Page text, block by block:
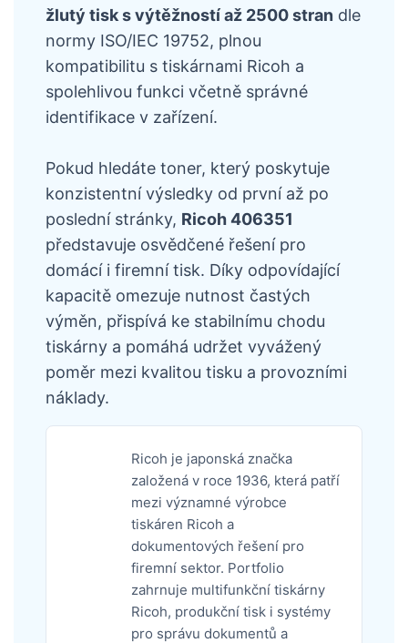
žlutý tisk s výtěžností až 2500 stran dle
normy ISO/IEC 19752, plnou
kompatibilitu s tiskárnami Ricoh a
spolehlivou funkci včetně správné
identifikace v zařízení.
Pokud hledáte toner, který poskytuje
konzistentní výsledky od první až po
poslední stránky, Ricoh 406351
představuje osvědčené řešení pro
domácí i firemní tisk. Díky odpovídající
kapacitě omezuje nutnost častých
výměn, přispívá ke stabilnímu chodu
tiskárny a pomáhá udržet vyvážený
poměr mezi kvalitou tisku a provozními
náklady.
Ricoh je japonská značka
založená v roce 1936, která patří
mezi významné výrobce
tiskáren Ricoh a
dokumentových řešení pro
firemní sektor. Portfolio
zahrnuje multifunkční tiskárny
Ricoh, produkční tisk i systémy
pro správu dokumentů a